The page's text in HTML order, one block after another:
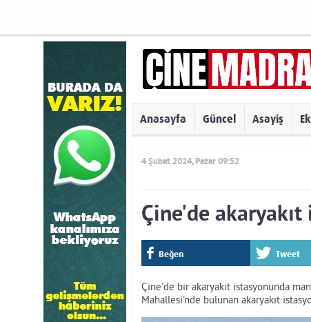
Anasayfa Güncel Asayiş
4 Şubat 2024, Pazar 09:52
Çine'de
Beğen Tweet
Çine'de bir akaryakıt istasyonunda
Mahallesi'nde bulunan akaryakıt